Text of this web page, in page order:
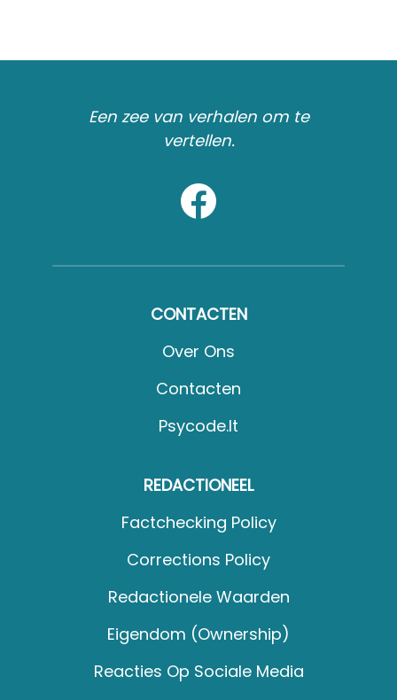
Een zee van verhalen om te
vertellen.
CONTACTEN
Over Ons
Contacten
Psycode.it
REDACTIONEEL
Factchecking Policy
Corrections Policy
Redactionele Waarden
Eigendom (Ownership)
Reacties Op Sociale Media